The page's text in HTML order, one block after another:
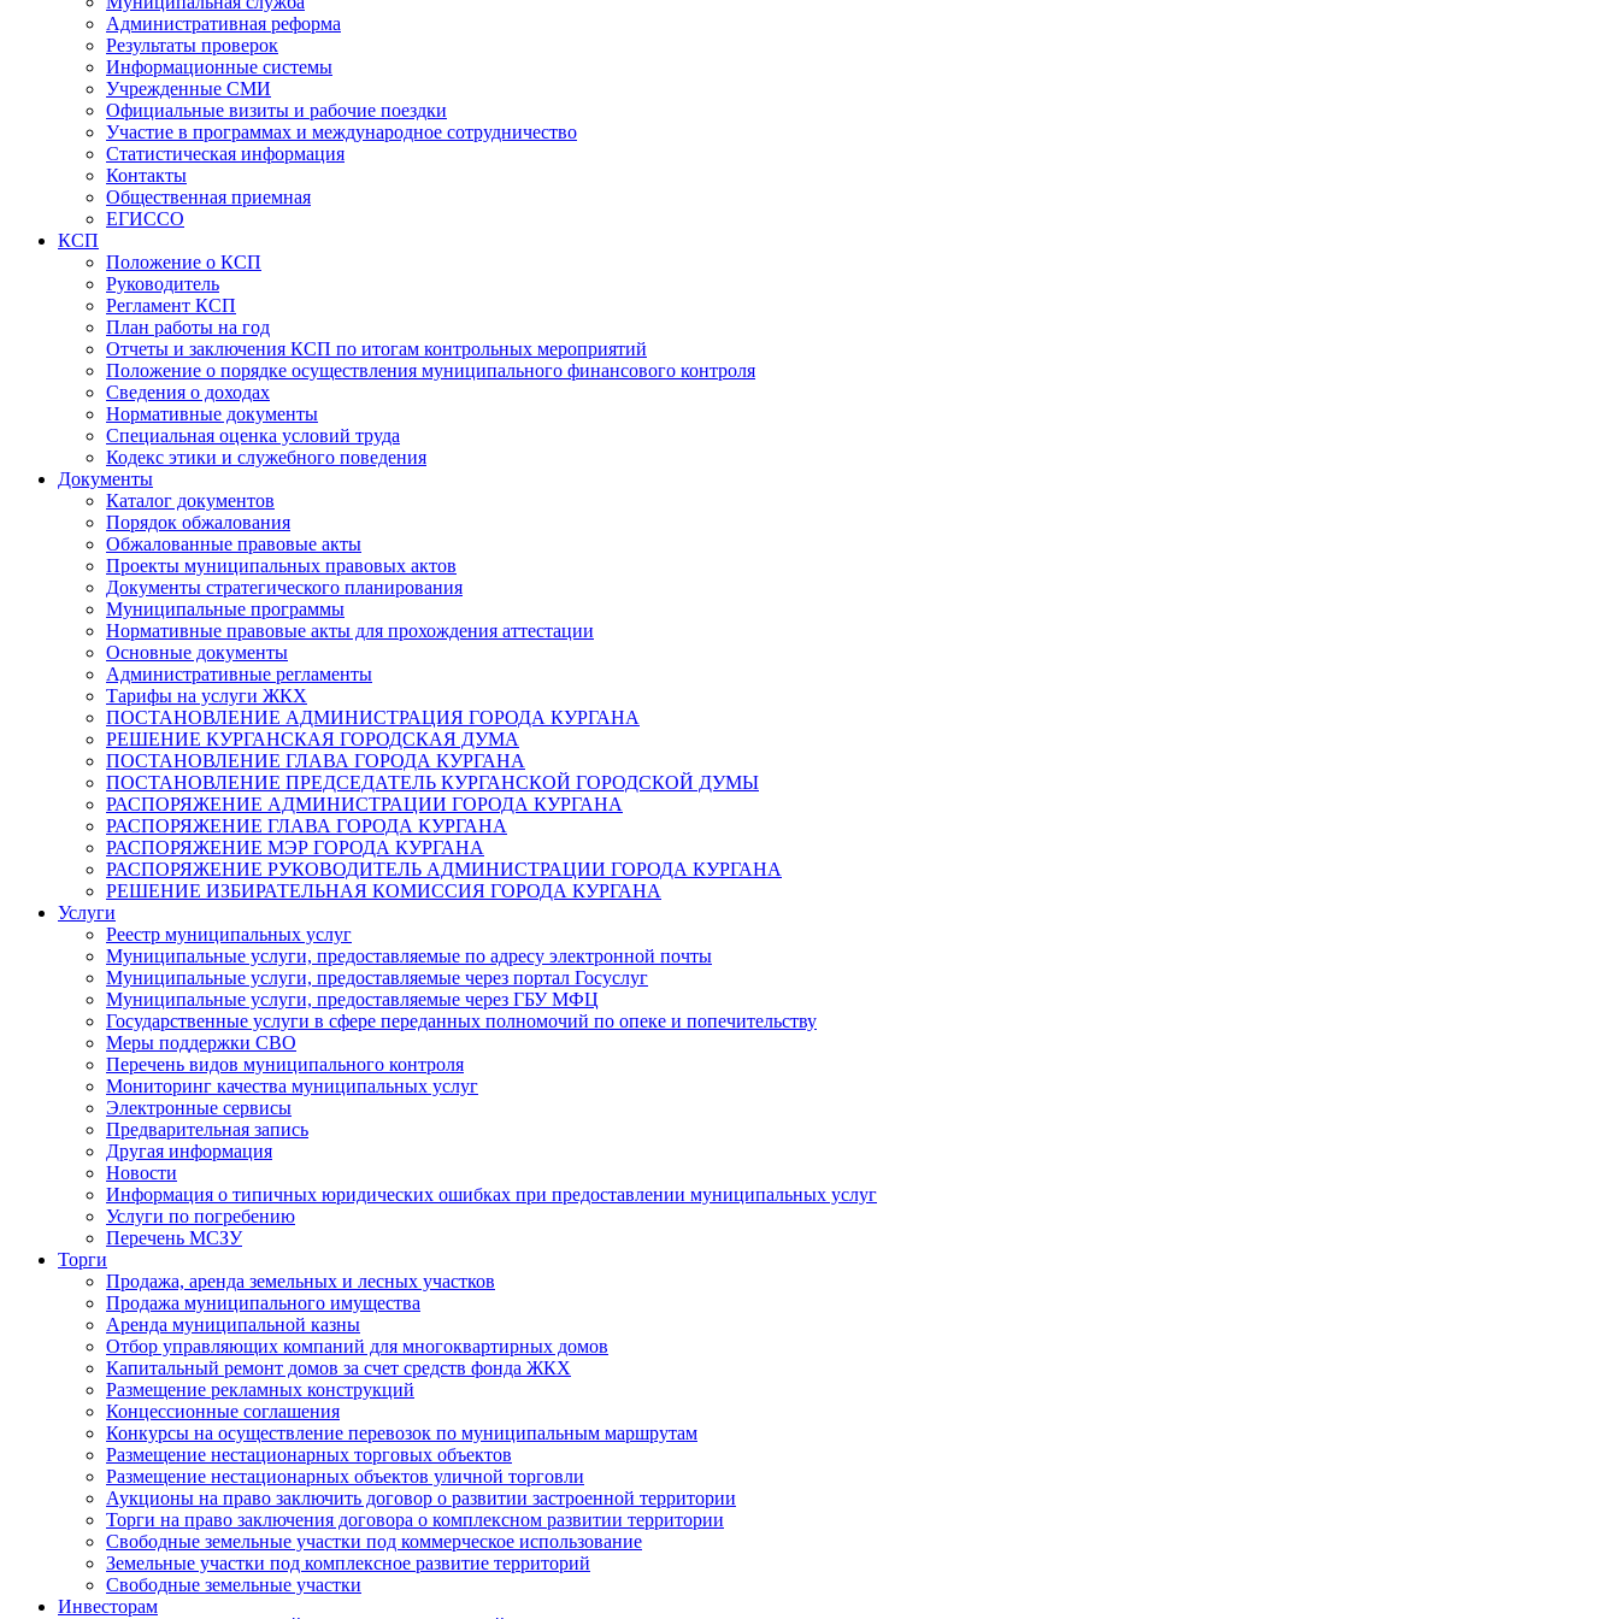
Административная реформа
Результаты проверок
Информационные системы
Учрежденные СМИ
Официальные визиты и рабочие поездки
Участие в программах и международное сотрудничество
Статистическая информация
Контакты
Общественная приемная
ЕГИССО
КСП
Положение о КСП
Руководитель
Регламент КСП
План работы на год
Отчеты и заключения КСП по итогам контрольных мероприятий
Положение о порядке осуществления муниципального финансового контроля
Сведения о доходах
Нормативные документы
Специальная оценка условий труда
Кодекс этики и служебного поведения
Документы
Каталог документов
Порядок обжалования
Обжалованные правовые акты
Проекты муниципальных правовых актов
Документы стратегического планирования
Муниципальные программы
Нормативные правовые акты для прохождения аттестации
Основные документы
Административные регламенты
Тарифы на услуги ЖКХ
ПОСТАНОВЛЕНИЕ АДМИНИСТРАЦИЯ ГОРОДА КУРГАНА
РЕШЕНИЕ КУРГАНСКАЯ ГОРОДСКАЯ ДУМА
ПОСТАНОВЛЕНИЕ ГЛАВА ГОРОДА КУРГАНА
ПОСТАНОВЛЕНИЕ ПРЕДСЕДАТЕЛЬ КУРГАНСКОЙ ГОРОДСКОЙ ДУМЫ
РАСПОРЯЖЕНИЕ АДМИНИСТРАЦИИ ГОРОДА КУРГАНА
РАСПОРЯЖЕНИЕ ГЛАВА ГОРОДА КУРГАНА
РАСПОРЯЖЕНИЕ МЭР ГОРОДА КУРГАНА
РАСПОРЯЖЕНИЕ РУКОВОДИТЕЛЬ АДМИНИСТРАЦИИ ГОРОДА КУРГАНА
РЕШЕНИЕ ИЗБИРАТЕЛЬНАЯ КОМИССИЯ ГОРОДА КУРГАНА
Услуги
Реестр муниципальных услуг
Муниципальные услуги, предоставляемые по адресу электронной почты
Муниципальные услуги, предоставляемые через портал Госуслуг
Муниципальные услуги, предоставляемые через ГБУ МФЦ
Государственные услуги в сфере переданных полномочий по опеке и попечительству
Меры поддержки СВО
Перечень видов муниципального контроля
Мониторинг качества муниципальных услуг
Электронные сервисы
Предварительная запись
Другая информация
Новости
Информация о типичных юридических ошибках при предоставлении муниципальных услуг
Услуги по погребению
Перечень МСЗУ
Торги
Продажа, аренда земельных и лесных участков
Продажа муниципального имущества
Аренда муниципальной казны
Отбор управляющих компаний для многоквартирных домов
Капитальный ремонт домов за счет средств фонда ЖКХ
Размещение рекламных конструкций
Концессионные соглашения
Конкурсы на осуществление перевозок по муниципальным маршрутам
Размещение нестационарных торговых объектов
Размещение нестационарных объектов уличной торговли
Аукционы на право заключить договор о развитии застроенной территории
Торги на право заключения договора о комплексном развитии территории
Свободные земельные участки под коммерческое использование
Земельные участки под комплексное развитие территорий
Свободные земельные участки
Инвесторам